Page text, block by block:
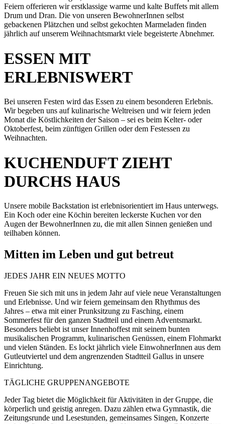
Feiern offerieren wir erstklassige warme und kalte Buffets mit allem
Drum und Dran. Die von unseren BewohnerInnen selbst
gebackenen Plätzchen und selbst gekochten Marmeladen finden
jährlich auf unserem Weihnachtsmarkt viele begeisterte Abnehmer.
ESSEN MIT
ERLEBNISWERT
Bei unseren Festen wird das Essen zu einem besonderen Erlebnis.
Wir begeben uns auf kulinarische Weltreisen und wir feiern jeden
Monat die Köstlichkeiten der Saison – sei es beim Kelter- oder
Oktoberfest, beim zünftigen Grillen oder dem Festessen zu
Weihnachten.
KUCHENDUFT ZIEHT
DURCHS HAUS
Unsere mobile Backstation ist erlebnisorientiert im Haus unterwegs.
Ein Koch oder eine Köchin bereiten leckerste Kuchen vor den
Augen der BewohnerInnen zu, die mit allen Sinnen genießen und
teilhaben können.
Mitten im Leben und gut betreut
JEDES JAHR EIN NEUES MOTTO
Freuen Sie sich mit uns in jedem Jahr auf viele neue Veranstaltungen
und Erlebnisse. Und wir feiern gemeinsam den Rhythmus des
Jahres – etwa mit einer Prunksitzung zu Fasching, einem
Sommerfest für den ganzen Stadtteil und einem Adventsmarkt.
Besonders beliebt ist unser Innenhoffest mit seinem bunten
musikalischen Programm, kulinarischen Genüssen, einem Flohmarkt
und vielen Ständen. Es lockt jährlich viele EinwohnerInnen aus dem
Gutleutviertel und dem angrenzenden Stadtteil Gallus in unsere
Einrichtung.
TÄGLICHE GRUPPENANGEBOTE
Jeder Tag bietet die Möglichkeit für Aktivitäten in der Gruppe, die
körperlich und geistig anregen. Dazu zählen etwa Gymnastik, die
Zeitungsrunde und Lesestunden, gemeinsames Singen, Konzerte